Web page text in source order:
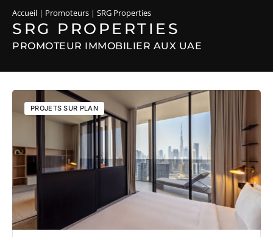
Accueil | Promoteurs | SRG Properties
SRG PROPERTIES
PROMOTEUR IMMOBILIER AUX UAE
PROJETS SUR PLAN